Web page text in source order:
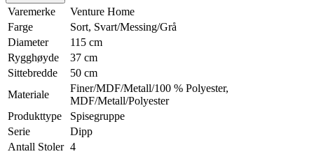
Varemerke
Venture Home
Farge
Sort, Svart/Messing/Grå
Diameter
115 cm
Rygghøyde
37 cm
Sittebredde
50 cm
Materiale
Finer/MDF/Metall/100 % Polyester,
MDF/Metall/Polyester
Produkttype
Spisegruppe
Serie
Dipp
Antall Stoler 4